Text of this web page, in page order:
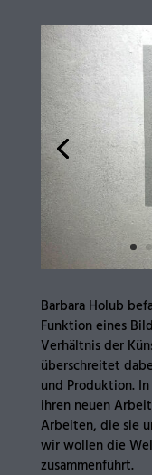
Barbara Holub
Funktion eines
Verhältnis der
überschreitet
und Produktion.
ihren neuen
Arbeiten, die sie
wir wollen die
zusammenführt.